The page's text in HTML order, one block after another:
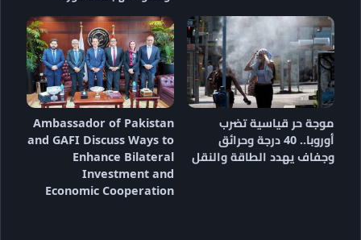
موجة حر قياسية تضرب
أوروبا.. 40 درجة وحرائق
وجفاف يهدد الطاقة والنقل
Ambassador of Pakistan
and GAFI Discuss Ways to
Enhance Bilateral
Investment and
Economic Cooperation